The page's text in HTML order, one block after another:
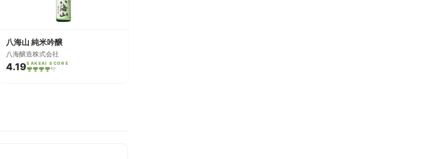
八海山 純米吟醸
八海醸造株式会社
4.19SAKEAI SCORE